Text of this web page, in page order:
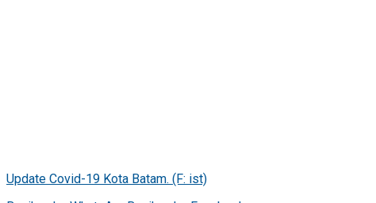
Update Covid-19 Kota Batam. (F: ist)